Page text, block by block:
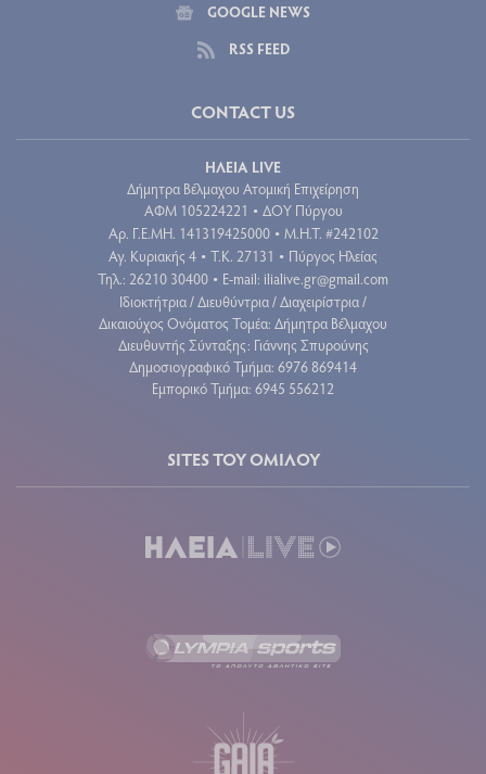
GOOGLE NEWS
RSS FEED
CONTACT US
ΗΛΕΙΑ LIVE
Δήμητρα Βέλμαχου Ατομική Επιχείρηση
ΑΦΜ 105224221 • ΔΟΥ Πύργου
Aρ. Γ.Ε.ΜΗ. 141319425000 • Μ.Η.Τ. #242102
Αγ. Κυριακής 4 • Τ.Κ. 27131 • Πύργος Ηλείας
Τηλ.: 26210 30400 • E-mail: ilialive.gr@gmail.com
Ιδιοκτήτρια / Διευθύντρια / Διαχειρίστρια /
Δικαιούχος Ονόματος Τομέα: Δήμητρα Βέλμαχου
Διευθυντής Σύνταξης: Γιάννης Σπυρούνης
Δημοσιογραφικό Τμήμα: 6976 869414
Εμπορικό Τμήμα: 6945 556212
SITES ΤΟΥ ΟΜΙΛΟΥ